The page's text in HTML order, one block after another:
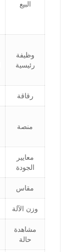
البيع
وظيفة
رئيسية
رقاقة
منصة
معايير
الجودة
مقاس
وزن الآلة
مشاهدة
حالة